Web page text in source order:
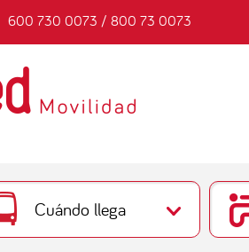
600 730 0073 / 800 73 0073
Cuándo llega